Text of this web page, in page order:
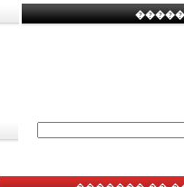
�����